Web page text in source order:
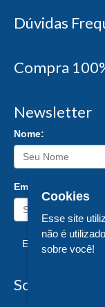
Dúvidas
Compra
Newsletter
Nome:
Email:
Enviar
Socialize
Cookies
Esse site
não é
sobre você!